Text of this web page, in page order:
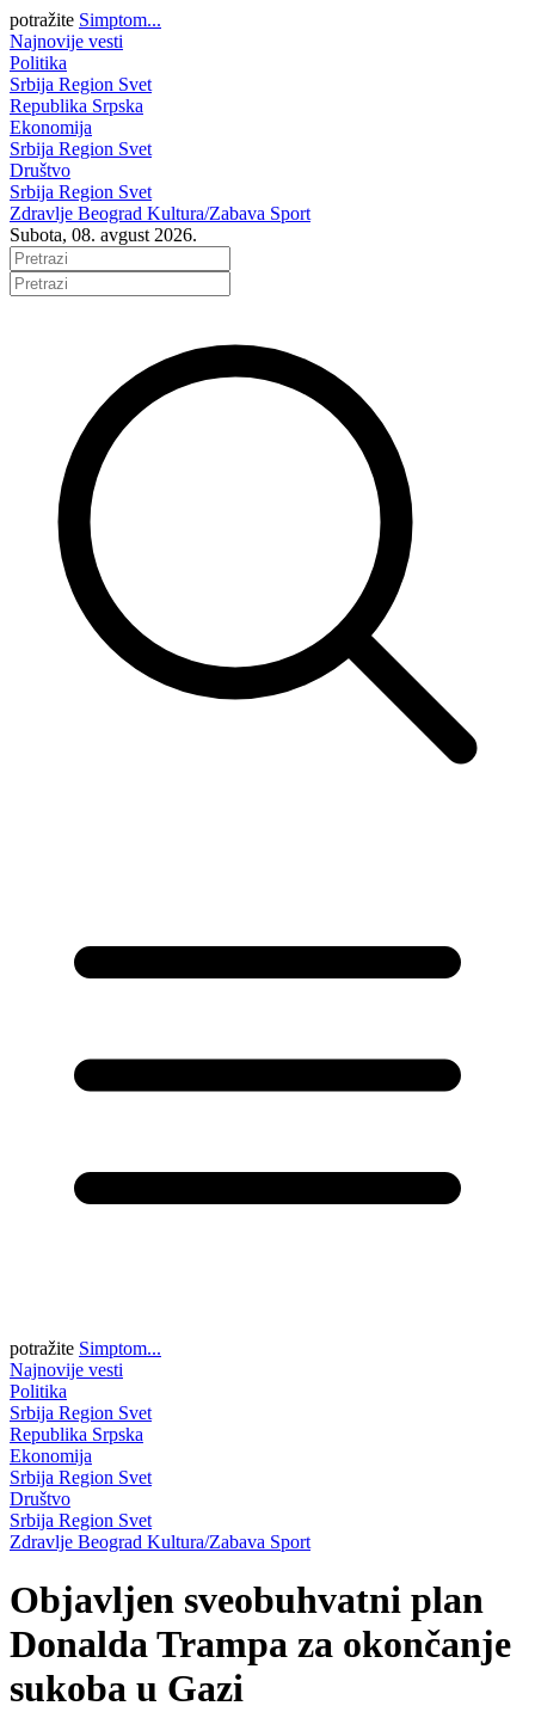
potražite Simptom...
Najnovije vesti
Politika
Srbija Region Svet
Republika Srpska
Ekonomija
Srbija Region Svet
Društvo
Srbija Region Svet
Zdravlje Beograd Kultura/Zabava Sport
Subota, 08. avgust 2026.
potražite Simptom...
Najnovije vesti
Politika
Srbija Region Svet
Republika Srpska
Ekonomija
Srbija Region Svet
Društvo
Srbija Region Svet
Zdravlje Beograd Kultura/Zabava Sport
Objavljen sveobuhvatni plan
Donalda Trampa za okončanje
sukoba u Gazi